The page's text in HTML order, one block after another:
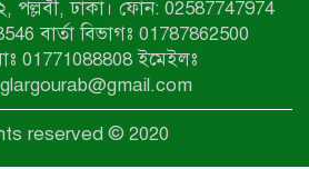
বজ্রপাতে শিক্ষার্থীর মৃত্যু
গণঅভ্যুত্থান দিবসে ইসলামী
গণমিছিল ও গণহত্যার
পল্লবী, ঢাকা। ফোন: 02587747974
বার্তা বিভাগঃ 01787862500
01771088808 ইমেইলঃ
reserved © 2020